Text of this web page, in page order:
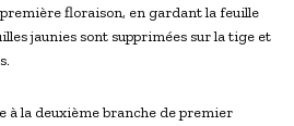
première floraison, en gardant la feuille
jaunies sont supprimées sur la tige et
à la deuxième branche de premier